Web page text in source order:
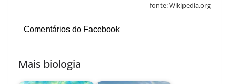
fonte: Wikipedia.org
Comentários do Facebook
Mais biologia